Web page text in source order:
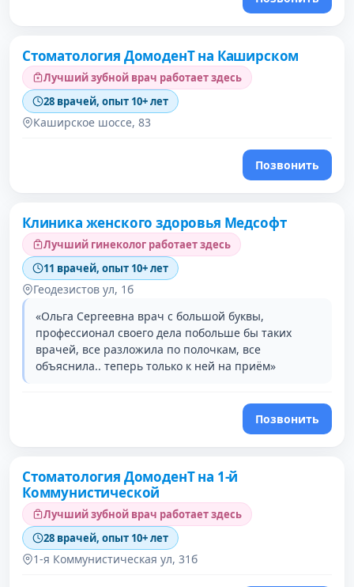
Стоматология ДомоденТ на Каширском
Лучший зубной врач работает здесь
28 врачей, опыт 10+ лет
Каширское шоссе, 83
Позвонить
Клиника женского здоровья Медсофт
Лучший гинеколог работает здесь
11 врачей, опыт 10+ лет
Геодезистов ул, 1б
«Ольга Сергеевна врач с большой буквы,
профессионал своего дела побольше бы таких
врачей, все разложила по полочкам, все
объяснила.. теперь только к ней на приём»
Позвонить
Стоматология ДомоденТ на 1-й
Коммунистической
Лучший зубной врач работает здесь
28 врачей, опыт 10+ лет
1-я Коммунистическая ул, 31б